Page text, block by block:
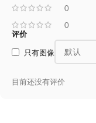
0
0
评价
只有图像
目前还没有评价